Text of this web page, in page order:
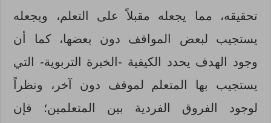
تحقيقه، مما يجعله مقبلاً على التعلم، ويجعله
يستجيب لبعض المواقف دون بعضها، كما أن
وجود الهدف يحدد الكيفية -الخبرة التربوية- التي
يستجيب بها المتعلم لموقف دون آخر، ونظراً
لوجود الفروق الفردية بين المتعلمين؛ فإن